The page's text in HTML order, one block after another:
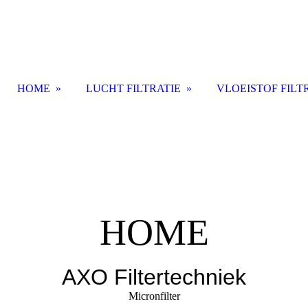
HOME
AXO Filtertechniek
Micronfilter
HOME LUCHT FILTRATIE VLOEISTOF